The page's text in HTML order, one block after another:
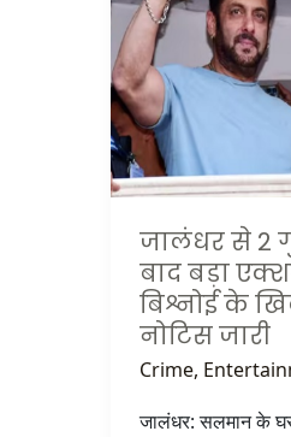
जालंधर से 2
बाद बड़ा
बिश्नोई के
नोटिस जारी
Crime,
जालंधर: सलमान के
गुर्गों
की
गिरफ्तारी
के
बाद
बड़ा
एक्शन,
अनमोल
बिश्नोई
के
खिलाफ
नोटिस
जारी